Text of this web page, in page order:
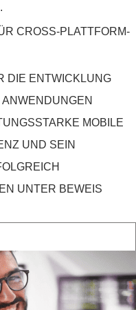
CROSS-PLATTFORM-
DIE ENTWICKLUNG
MOBILE
UND SEIN
UNTER BEWEIS